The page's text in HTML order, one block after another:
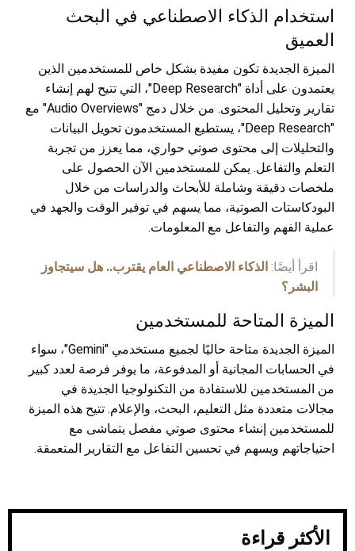
استخدام الذكاء الاصطناعي في البحث
العميق
الميزة الجديدة تكون مفيدة بشكل خاص للمستخدمين الذين
يعتمدون على أداة "Deep Research"، التي تتيح لهم إنشاء
تقارير وتحليل المحتوى. من خلال دمج "Audio Overviews" مع
"Deep Research"، يستطيع المستخدمون تحويل البيانات
والتحليلات إلى محتوى صوتي حواري، مما يعزز من تجربة
التعلم والتفاعل. يمكن للمستخدمين الآن الحصول على
ملخصات دقيقة وشاملة للأبحاث والدراسات من خلال
البودكاستات الصوتية، مما يسهم في توفير الوقت والجهد في
عملية الفهم والتفاعل مع المعلومات.
اقرأ أيضًا: الذكاء الاصطناعي العام يقترب.. هل سيتجاوز
البشر؟
الميزة المتاحة للمستخدمين
الميزة الجديدة متاحة حاليًا لجميع مستخدمي "Gemini"، سواء
في الحسابات المجانية أو المدفوعة، ما يوفر فرصة لعدد كبير
من المستخدمين للاستفادة من التكنولوجيا الجديدة في
مجالات متعددة مثل التعليم، البحث، والإعلام. تتيح هذه الميزة
للمستخدمين إنشاء محتوى صوتي مفصل يتماشى مع
احتياجاتهم ويسهم في تحسين التفاعل مع التقارير المتعمقة.
الأكثر قراءة